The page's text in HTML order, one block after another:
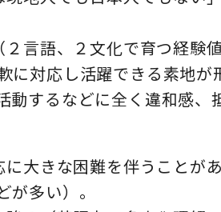
２言語、２文化で育つ経験
に対応し活躍できる素地
動するなどに全く違和感、
に大きな困難を伴うことが
が多い）。